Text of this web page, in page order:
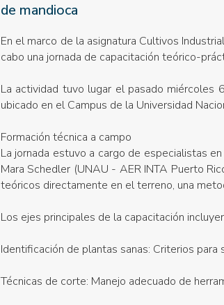
de mandioca
En el marco de la asignatura Cultivos
cabo una jornada de capacitación teórico-
La actividad tuvo lugar el pasado
ubicado en el Campus de la Universidad
Formación técnica a campo
La jornada estuvo a cargo de especialistas
Mara Schedler (UNAU - AER INTA Puerto
teóricos directamente en el terreno, una
Los ejes principales de la capacitación
Identificación de plantas sanas: Criterios
Técnicas de corte: Manejo adecuado de